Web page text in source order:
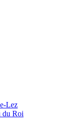
Lez
du Roi